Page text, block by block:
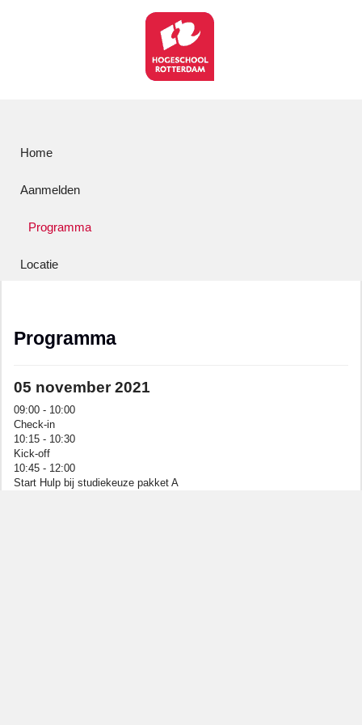
Home
Aanmelden
Programma
Locatie
Programma
05 november 2021
09:00 - 10:00
Check-in
10:15 - 10:30
Kick-off
10:45 - 12:00
Start Hulp bij studiekeuze pakket A